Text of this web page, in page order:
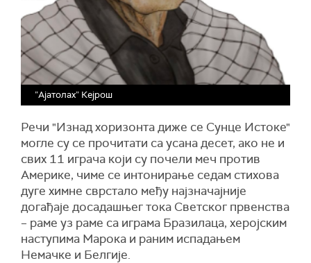
”Ајатолах” Кејрош
Речи "Изнад хоризонта диже се Сунце Истоке"
могле су се прочитати са усана десет, ако не и
свих 11 играча који су почели меч против
Америке, чиме се интонирање седам стихова
дуге химне сврстало међу најзначајније
догађаје досадашњег тока Светског првенства
– раме уз раме са играма Бразилаца, херојским
наступима Марока и раним испадањем
Немачке и Белгије.